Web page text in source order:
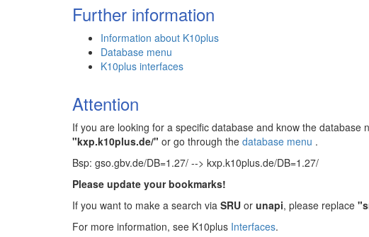
Further information
Information about K10plus
Database menu
K10plus interfaces
Attention
If you are looking for a specific database and know the
"kxp.k10plus.de/" or go through the database menu .
Bsp: gso.gbv.de/DB=1.27/ --> kxp.k10plus.de/DB=1.27/
Please update your bookmarks!
If you want to make a search via SRU or unapi, please replace
For more information, see K10plus Interfaces.